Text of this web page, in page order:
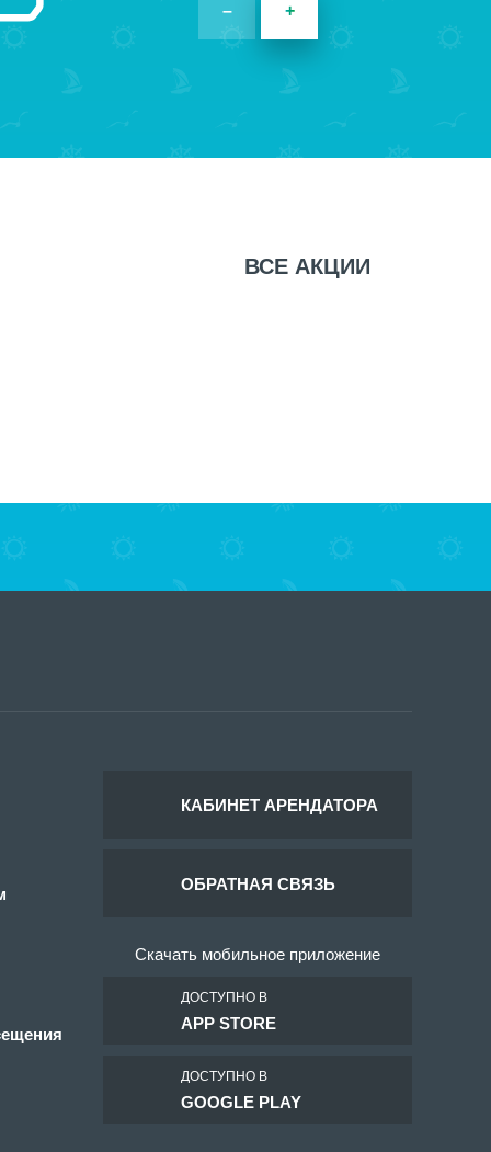
– +
ВСЕ АКЦИИ
КАБИНЕТ АРЕНДАТОРА
ОБРАТНАЯ СВЯЗЬ
Скачать мобильное приложение
ДОСТУПНО В
APP STORE
ДОСТУПНО В
GOOGLE PLAY